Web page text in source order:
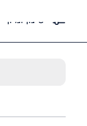
סינון ומיון